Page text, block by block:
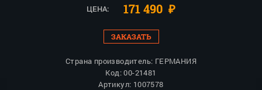
ЦЕНА: 171 490 ₽
ЗАКАЗАТЬ
Страна производитель: ГЕРМАНИЯ
Код: 00-21481
Артикул: 1007578